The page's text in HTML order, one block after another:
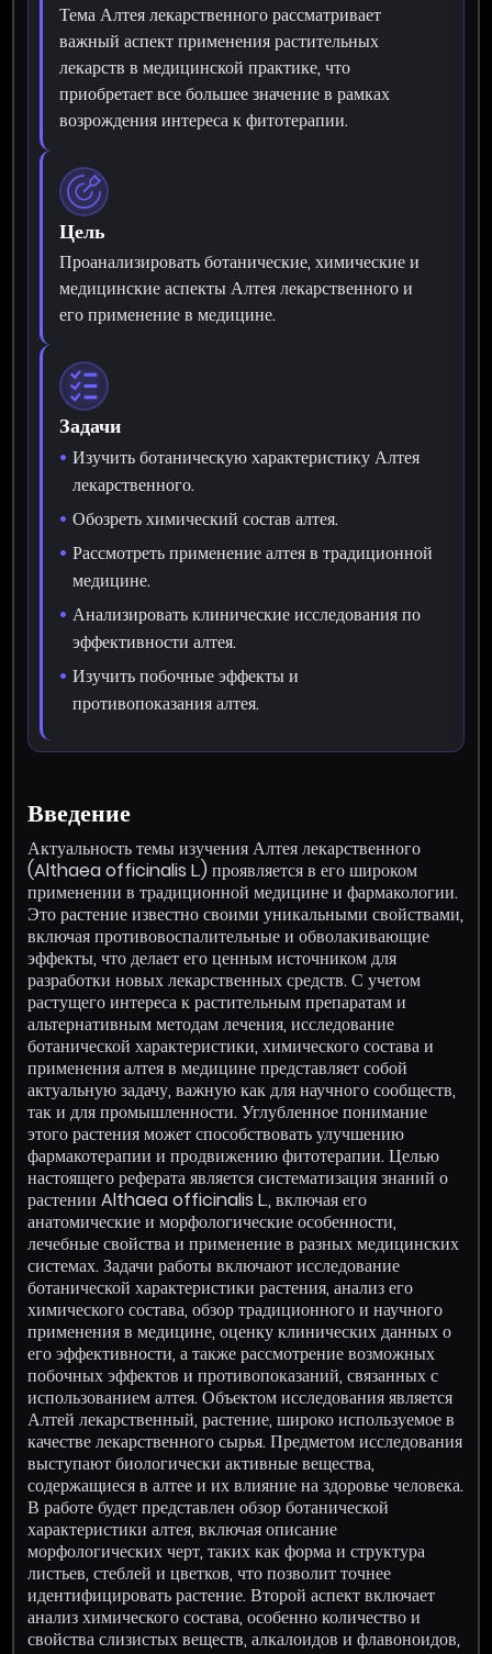
Тема Алтея лекарственного рассматривает
важный аспект применения растительных
лекарств в медицинской практике, что
приобретает все большее значение в рамках
возрождения интереса к фитотерапии.
Цель
Проанализировать ботанические, химические и
медицинские аспекты Алтея лекарственного и
его применение в медицине.
Задачи
Изучить ботаническую характеристику Алтея
лекарственного.
Обозреть химический состав алтея.
Рассмотреть применение алтея в традиционной
медицине.
Анализировать клинические исследования по
эффективности алтея.
Изучить побочные эффекты и
противопоказания алтея.
Введение
Актуальность темы изучения Алтея лекарственного
(Althaea officinalis L.) проявляется в его широком
применении в традиционной медицине и фармакологии.
Это растение известно своими уникальными свойствами,
включая противовоспалительные и обволакивающие
эффекты, что делает его ценным источником для
разработки новых лекарственных средств. С учетом
растущего интереса к растительным препаратам и
альтернативным методам лечения, исследование
ботанической характеристики, химического состава и
применения алтея в медицине представляет собой
актуальную задачу, важную как для научного сообществ,
так и для промышленности. Углубленное понимание
этого растения может способствовать улучшению
фармакотерапии и продвижению фитотерапии. Целью
настоящего реферата является систематизация знаний о
растении Althaea officinalis L., включая его
анатомические и морфологические особенности,
лечебные свойства и применение в разных медицинских
системах. Задачи работы включают исследование
ботанической характеристики растения, анализ его
химического состава, обзор традиционного и научного
применения в медицине, оценку клинических данных о
его эффективности, а также рассмотрение возможных
побочных эффектов и противопоказаний, связанных с
использованием алтея. Объектом исследования является
Алтей лекарственный, растение, широко используемое в
качестве лекарственного сырья. Предметом исследования
выступают биологически активные вещества,
содержащиеся в алтее и их влияние на здоровье человека.
В работе будет представлен обзор ботанической
характеристики алтея, включая описание
морфологических черт, таких как форма и структура
листьев, стеблей и цветков, что позволит точнее
идентифицировать растение. Второй аспект включает
анализ химического состава, особенно количество и
свойства слизистых веществ, алкалоидов и флавоноидов,